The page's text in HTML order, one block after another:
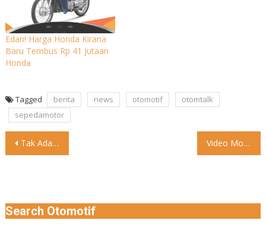
Edan! Harga Honda Kirana
Baru Tembus Rp 41 Jutaan
Honda
Tagged berita news otomotif
otomtalk
sepedamotor
Post
Tak Ada Razia, Cuma Polisi yang Bersertifikasi Bisa Tilang Manual Video Mobil beranak #otomtalk #lucu #mobil
Search Otomotif